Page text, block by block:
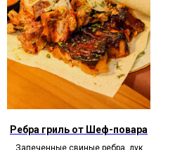
Ребра гриль от Шеф-повара
Запеченные свиные ребра, лук